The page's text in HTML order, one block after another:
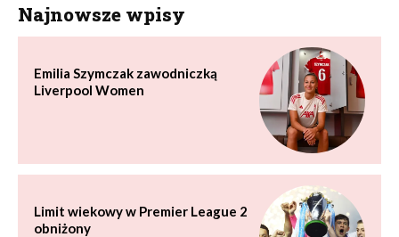
Najnowsze wpisy
Emilia Szymczak zawodniczką
Liverpool Women
Limit wiekowy w Premier League 2
obniżony